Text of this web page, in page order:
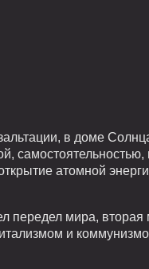
в доме
атомной
мира, вторая
и